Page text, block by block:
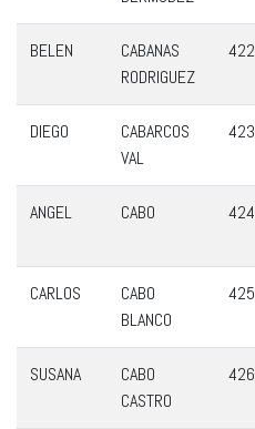
BELEN
CABANAS
RODRIGUEZ
422
DIEGO
CABARCOS
VAL
423
ANGEL CABO 424
CARLOS
CABO
BLANCO
425
SUSANA
CABO
CASTRO
426